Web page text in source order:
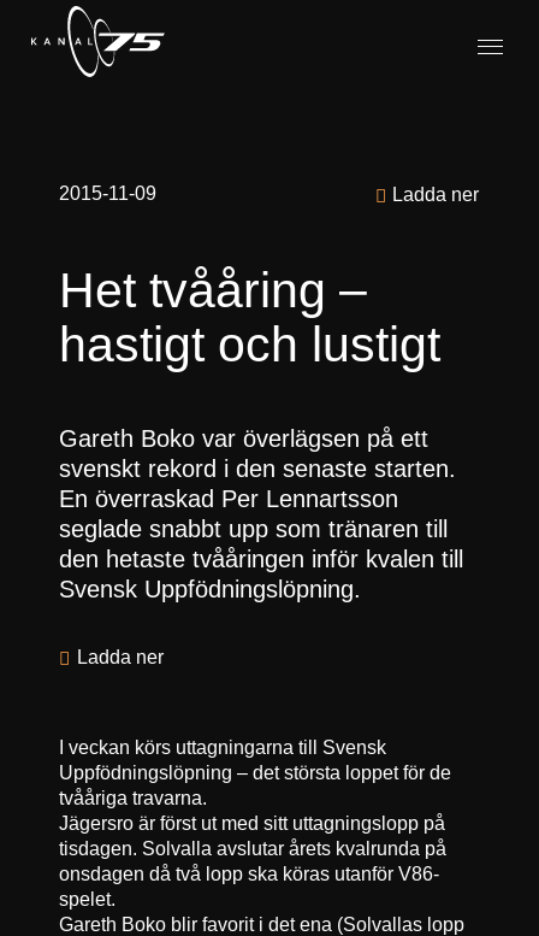
2015-11-09 Ladda ner
Het tvååring –
hastigt och lustigt
Gareth Boko var överlägsen på ett
svenskt rekord i den senaste starten.
En överraskad Per Lennartsson
seglade snabbt upp som tränaren till
den hetaste tvååringen inför kvalen till
Svensk Uppfödningslöpning.
I veckan körs uttagningarna till Svensk
Uppfödningslöpning – det största loppet för de
tvååriga travarna.
Jägersro är först ut med sitt uttagningslopp på
tisdagen. Solvalla avslutar årets kvalrunda på
onsdagen då två lopp ska köras utanför V86-
spelet.
Gareth Boko blir favorit i det ena (Solvallas lopp
Ladda ner